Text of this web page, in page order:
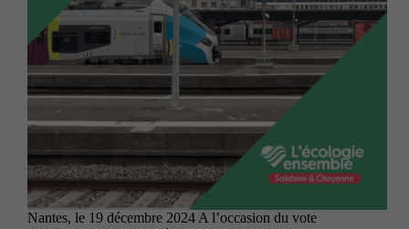
Nantes, le 19 décembre 2024 A l’occasion du vote